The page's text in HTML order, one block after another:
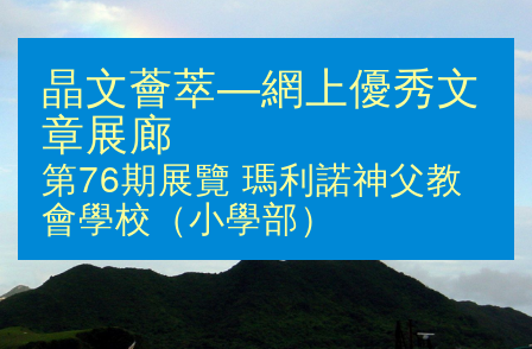
晶文薈萃—網上優秀文
章展廊
第76期展覽 瑪利諾神父教
會學校（小學部）